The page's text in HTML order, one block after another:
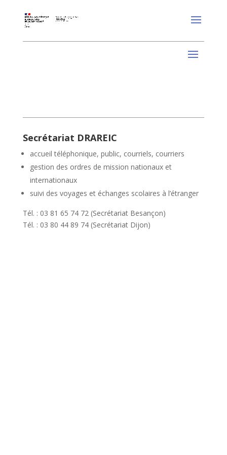
Secrétariat DRAREIC
accueil téléphonique, public, courriels, courriers
gestion des ordres de mission nationaux et
internationaux
suivi des voyages et échanges scolaires à l’étranger
Tél. : 03 81 65 74 72 (Secrétariat Besançon)
Tél. : 03 80 44 89 74 (Secrétariat Dijon)